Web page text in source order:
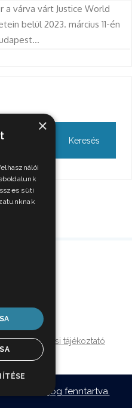
várva várt Justice World
belül 2023. március 11-én
Adatkezelési tájékoztató
- Minden jog fenntartva.
×
süti